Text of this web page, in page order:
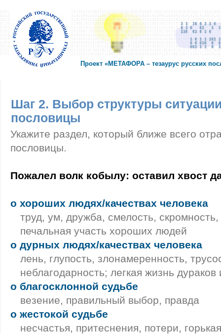
Проект «МЕТАФОРА – тезаурус русских
Шаг 2. Выбор структуры
пословицы
Укажите раздел, который ближе всего
пословицы.
Пожалел волк кобылу: оставил хвост
о хороших людях/качествах человека
труд, ум, дружба, смелость,
печальная участь хороших людей
о дурных людях/качествах человека
лень, глупость, злонамеренность,
неблагодарность; легкая жизнь дураков
о благосклонной судьбе
везение, правильный выбор, правда
о жестокой судьбе
несчастья, притеснения, потери,